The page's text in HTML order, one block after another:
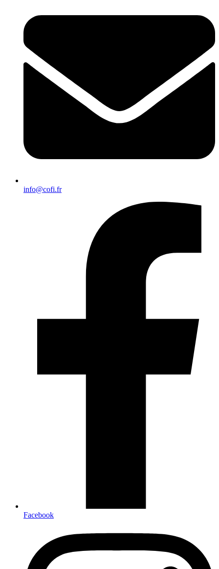
info@cofi.fr
Facebook